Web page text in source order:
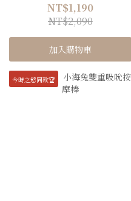
NT$1,190
NT$2,090
加入購物車
今時之慾同款🏆